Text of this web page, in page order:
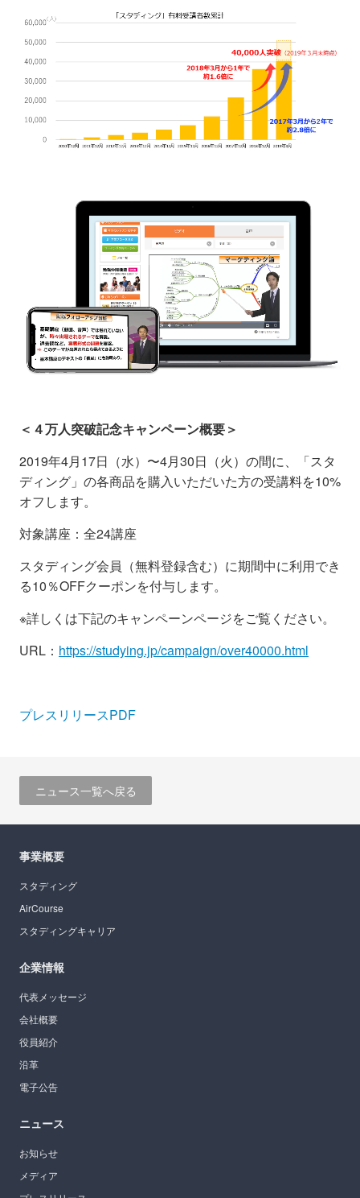
＜４万人突破記念キャンペーン概要＞
2019年4月17日（水）〜4月30日（火）の間に、「スタ
ディング」の各商品を購入いただいた方の受講料を10%
オフします。
対象講座：全24講座
スタディング会員（無料登録含む）に期間中に利用でき
る10％OFFクーポンを付与します。
※詳しくは下記のキャンペーンページをご覧ください。
URL： https://studying.jp/campaign/over40000.html
プレスリリースPDF
ニュース一覧へ戻る
事業概要
スタディング
AirCourse
スタディングキャリア
企業情報
代表メッセージ
会社概要
役員紹介
沿革
電子公告
ニュース
お知らせ
メディア